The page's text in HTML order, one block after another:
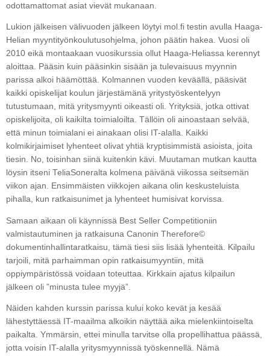
odottamattomat asiat vievät mukanaan.
Lukion jälkeisen välivuoden jälkeen löytyi mol.fi testin avulla Haaga-
Helian myyntityönkoulutusohjelma, johon päätin hakea. Vuosi oli
2010 eikä montaakaan vuosikurssia ollut Haaga-Heliassa kerennyt
aloittaa. Pääsin kuin pääsinkin sisään ja tulevaisuus myynnin
parissa alkoi häämöttää. Kolmannen vuoden keväällä, pääsivät
kaikki opiskelijat koulun järjestämänä yritystyöskentelyyn
tutustumaan, mitä yritysmyynti oikeasti oli. Yrityksiä, jotka ottivat
opiskelijoita, oli kaikilta toimialoilta. Tällöin oli ainoastaan selvää,
että minun toimialani ei ainakaan olisi IT-alalla. Kaikki
kolmikirjaimiset lyhenteet olivat yhtiä kryptisimmistä asioista, joita
tiesin. No, toisinhan siinä kuitenkin kävi. Muutaman mutkan kautta
löysin itseni TeliaSoneralta kolmena päivänä viikossa seitsemän
viikon ajan. Ensimmäisten viikkojen aikana olin keskusteluista
pihalla, kun ratkaisunimet ja lyhenteet humisivat korvissa.
Samaan aikaan oli käynnissä Best Seller Competitioniin
valmistautuminen ja ratkaisuna Canonin Therefore©
dokumentinhallintaratkaisu, tämä tiesi siis lisää lyhenteitä. Kilpailu
tarjoili, mitä parhaimman opin ratkaisumyyntiin, mitä
oppiympäristössä voidaan toteuttaa. Kirkkain ajatus kilpailun
jälkeen oli ”minusta tulee myyjä”.
Näiden kahden kurssin parissa kului koko kevät ja kesää
lähestyttäessä IT-maailma alkoikin näyttää aika mielenkiintoiselta
paikalta. Ymmärsin, ettei minulla tarvitse olla propellihattua päässä,
jotta voisin IT-alalla yritysmyynnissä työskennellä. Nämä